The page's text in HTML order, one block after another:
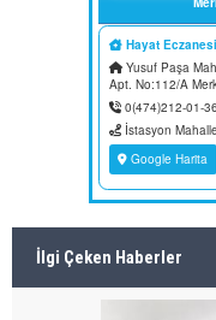
İlgi Çeken Haberler